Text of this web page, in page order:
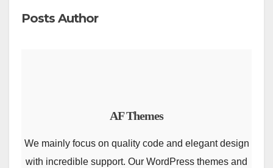
Posts Author
AF Themes
We mainly focus on quality code and elegant design
with incredible support. Our WordPress themes and